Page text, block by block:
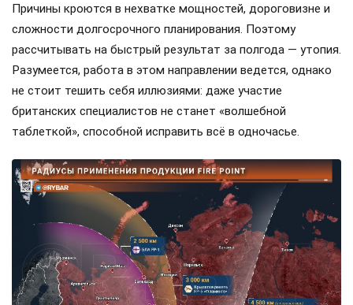
Причины кроются в нехватке мощностей, дороговизне и
сложности долгосрочного планирования. Поэтому
рассчитывать на быстрый результат за полгода — утопия.
Разумеется, работа в этом направлении ведется, однако
не стоит тешить себя иллюзиями: даже участие
британских специалистов не станет «волшебной
таблеткой», способной исправить всё в одночасье.